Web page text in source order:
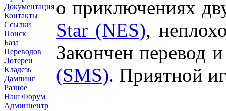
Документация
Контакты
Ссылки
Поиск
База
Переводов
Лотереи
Кладезь
Дампинг
Разное
Наш Форум
Админцентр
оприключениях
Star (NES),
Закончен перевод
(SMS). Приятной